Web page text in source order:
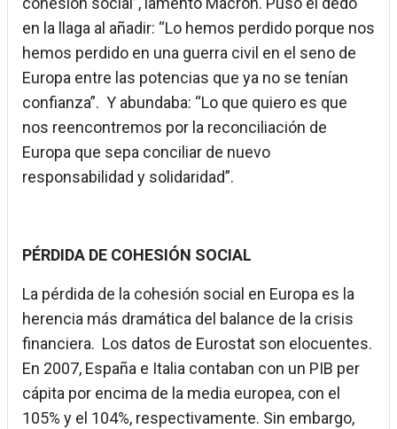
en la llaga al añadir: “Lo hemos perdido porque nos
hemos perdido en una guerra civil en el seno de
Europa entre las potencias que ya no se tenían
confianza”. Y abundaba: “Lo que quiero es que
nos reencontremos por la reconciliación de
Europa que sepa conciliar de nuevo
responsabilidad y solidaridad”.
PÉRDIDA DE COHESIÓN SOCIAL
La pérdida de la cohesión social en Europa es la
herencia más dramática del balance de la crisis
financiera. Los datos de Eurostat son elocuentes.
En 2007, España e Italia contaban con un PIB per
cápita por encima de la media europea, con el
105% y el 104%, respectivamente. Sin embargo,